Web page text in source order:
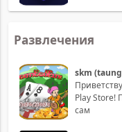
Развлечения
skm
Play Store!
сам